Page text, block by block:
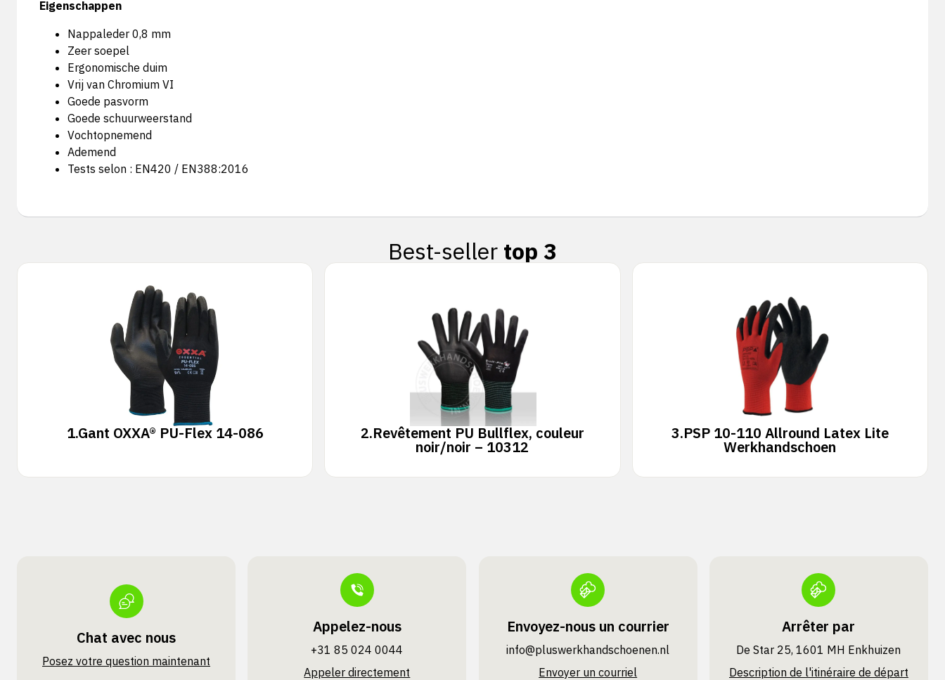
Eigenschappen
Nappaleder 0,8 mm
Zeer soepel
Ergonomische duim
Vrij van Chromium VI
Goede pasvorm
Goede schuurweerstand
Vochtopnemend
Ademend
Tests selon : EN420 / EN388:2016
Best-seller top 3
1.Gant OXXA® PU-Flex 14-086 2.Revêtement PU Bullflex, couleur
noir/noir – 10312
3.PSP 10-110 Allround Latex Lite
Werkhandschoen
Chat avec nous
Posez votre question maintenant
Appelez-nous
+31 85 024 0044
Appeler directement
Envoyez-nous un courrier
info@pluswerk­handschoenen.nl
Envoyer un courriel
Arrêter par
De Star 25, 1601 MH Enkhuizen
Description de l'itinéraire de départ